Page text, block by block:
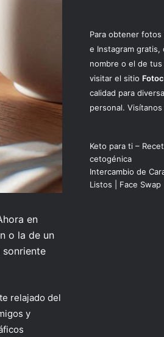
en
o la de un
relajado del
y
Para obtener
e Instagram
nombre o el de
visitar el sitio
calidad para
personal. Visítanos
Keto para ti –
cetogénica
Intercambio de
Listos | Face Swap